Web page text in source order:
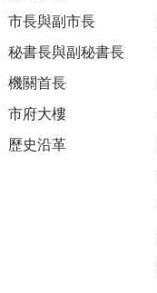
市長與副市長
秘書長與副秘書長
機關首長
市府大樓
歷史沿革